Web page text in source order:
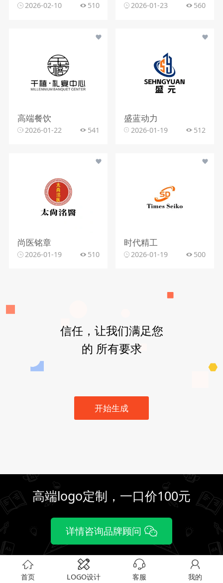
2026-02-10 510 2026-01-23 560
高端餐饮
2026-01-22 541
盛蓝动力
2026-01-19 512
尚医铭章
2026-01-19 510
时代精工
2026-01-19 500
信任，让我们满足您
的 所有要求
开始生成
高端logo定制，一口价100元
详情咨询品牌顾问
首页 LOGO设计 客服 我的